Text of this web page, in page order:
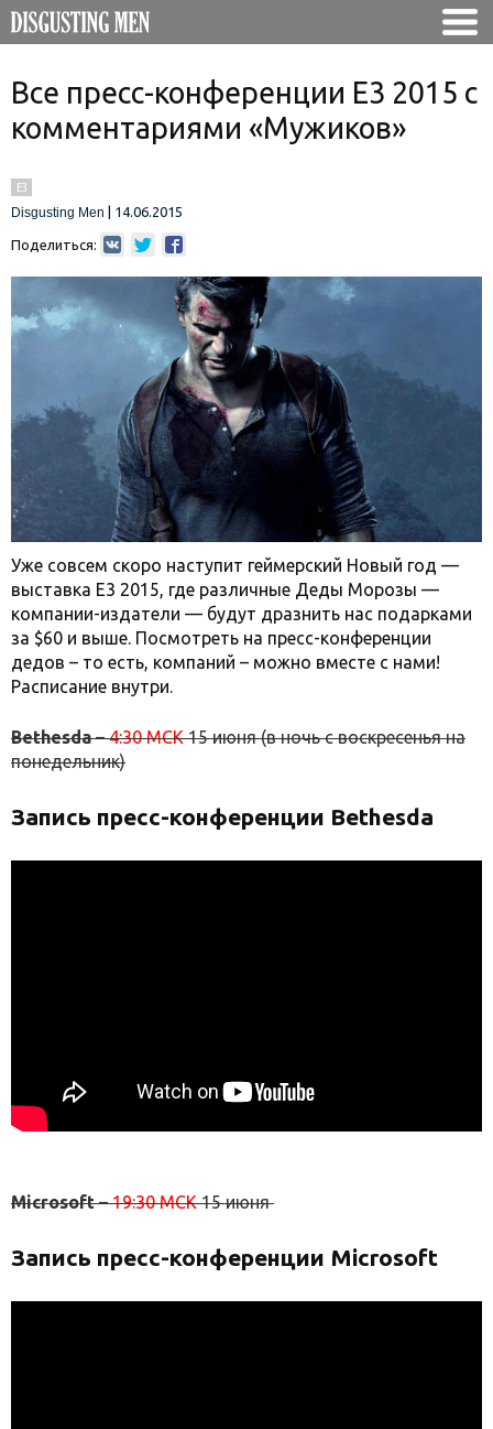
Все пресс-конференции E3 2015 с
комментариями «Мужиков»
E3
Disgusting Men
14.06.2015
Поделиться:
Уже совсем скоро наступит геймерский Новый год —
выставка Е3 2015, где различные Деды Морозы —
компании-издатели — будут дразнить нас подарками
за $60 и выше. Посмотреть на пресс-конференции
дедов – то есть, компаний – можно вместе с нами!
Расписание внутри.
Bethesda–4:30 МСК15 июня (в ночь с воскресенья на
понедельник)
Запись пресс-конференции Bethesda
Microsoft–19:30 МСК15 июня
Запись пресс-конференции Microsoft